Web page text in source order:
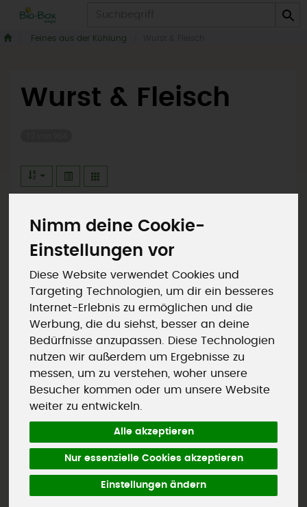
Nimm deine Cookie-
Einstellungen vor
Diese Website verwendet Cookies und
Targeting Technologien, um dir ein besseres
Internet-Erlebnis zu ermöglichen und die
Werbung, die du siehst, besser an deine
Bedürfnisse anzupassen. Diese Technologien
nutzen wir außerdem um Ergebnisse zu
messen, um zu verstehen, woher unsere
Besucher kommen oder um unsere Website
weiter zu entwickeln.
Alle akzeptieren
Nur essenzielle Cookies akzeptieren
Einstellungen ändern
Feines aus der Kühlung
Wurst & Fleisch
Allergene